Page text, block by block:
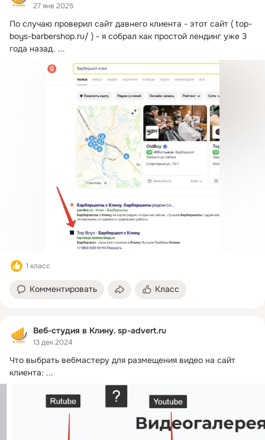
27 янв 2025
По случаю проверил сайт давнего клиента - этот сайт ( top-
boys-barbershop.ru/ ) - я собрал как простой лендинг уже 3
года назад. ...
1 класс
Комментировать Класс
Веб-студия в Клину. sp-advert.ru
13 дек 2024
Что выбрать вебмастеру для размещения видео на сайт
клиента: ...